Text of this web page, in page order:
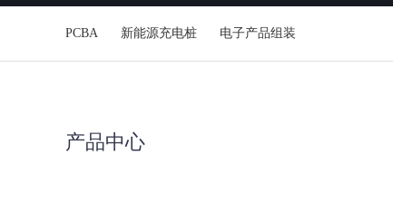
PCBA 新能源充电桩 电子产品组装
产品中心